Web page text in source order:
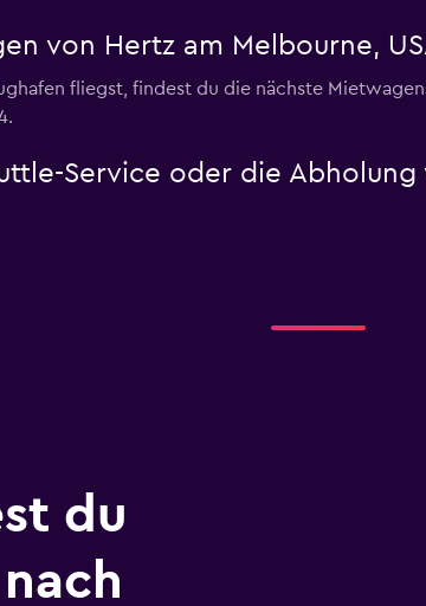
von Hertz am Melbourne,
fliegst, findest du die nächste
Service oder die Abholung
du